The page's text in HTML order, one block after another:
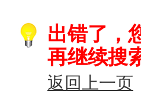
出错了，
再继续搜
返回上一页